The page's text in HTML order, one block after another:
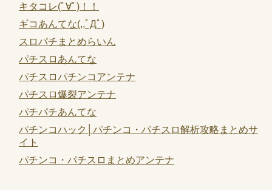
キタコレ(ﾟ∀ﾟ)！！
ギコあんてな(,,ﾟДﾟ)
スロパチまとめらいん
パチスロあんてな
パチスロパチンコアンテナ
パチスロ爆裂アンテナ
パチパチあんてな
パチンコハック│パチンコ・パチスロ解析攻略まとめサ
イト
パチンコ・パチスロまとめアンテナ